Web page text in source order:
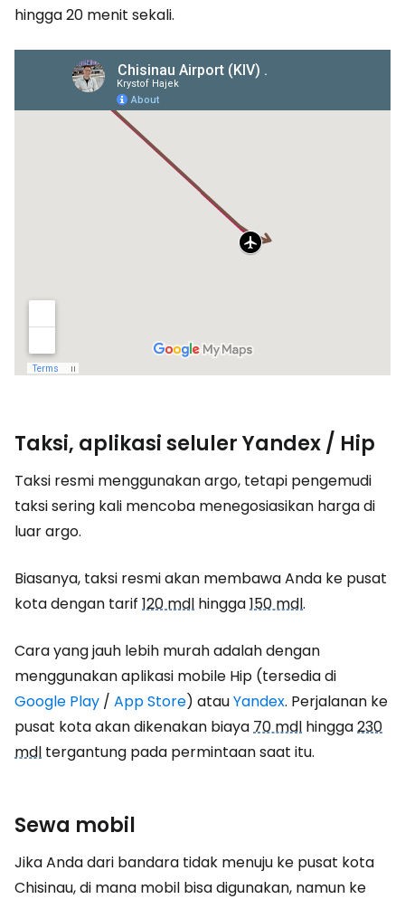
hingga 20 menit sekali.
Taksi, aplikasi seluler Yandex / Hip
Taksi resmi menggunakan argo, tetapi pengemudi
taksi sering kali mencoba menegosiasikan harga di
luar argo.
Biasanya, taksi resmi akan membawa Anda ke pusat
kota dengan tarif 120 mdl hingga150 mdl.
Cara yang jauh lebih murah adalah dengan
menggunakan aplikasi mobile Hip (tersedia di
Google Play / App Store) atauYandex. Perjalanan ke
pusat kota akan dikenakan biaya70 mdl hingga230
mdl tergantung pada permintaan saat itu.
Sewa mobil
Jika Anda dari bandara tidak menuju ke pusat kota
Chisinau, di mana mobil bisa digunakan, namun ke